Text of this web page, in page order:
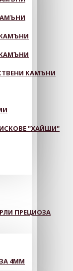
КАМЪНИ
КАМЪНИ
КАМЪНИ
"ХАЙШИ"
ПРЕЦИОЗА
4ММ